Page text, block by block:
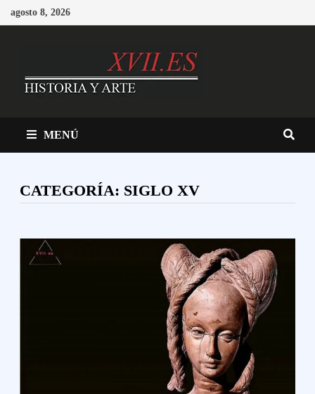
Saltar
al
agosto 8, 2026
MENÚ
CATEGORÍA: SIGLO XV